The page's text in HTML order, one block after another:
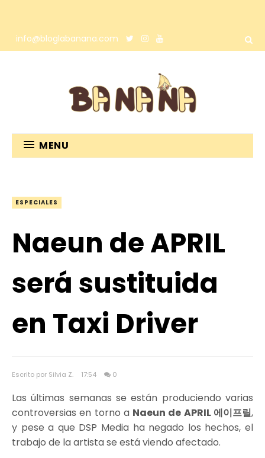
info@bloglabanana.com
MENU
ESPECIALES
Naeun de APRIL
será sustituida
en Taxi Driver
Escrito por Silvia Z. 17:54 0
Las últimas semanas se están produciendo varias
controversias en torno a Naeun de APRIL 에이프릴,
y pese a que DSP Media ha negado los hechos, el
trabajo de la artista se está viendo afectado.